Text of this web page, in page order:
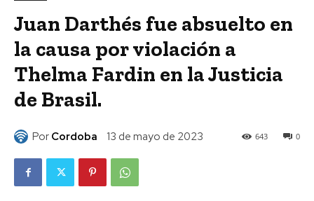
Juan Darthés fue absuelto en
la causa por violación a
Thelma Fardin en la Justicia
de Brasil.
Por Cordoba 13 de mayo de 2023 0
643